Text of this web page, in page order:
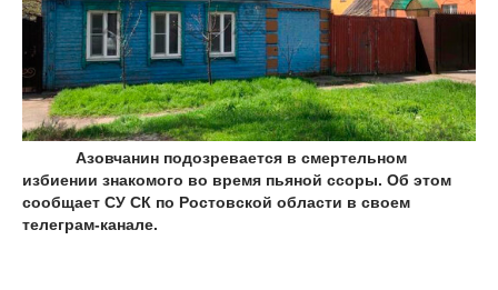
Азовчанин подозревается в смертельном
избиении знакомого во время пьяной ссоры. Об этом
сообщает СУ СК по Ростовской области в своем
телеграм-канале.